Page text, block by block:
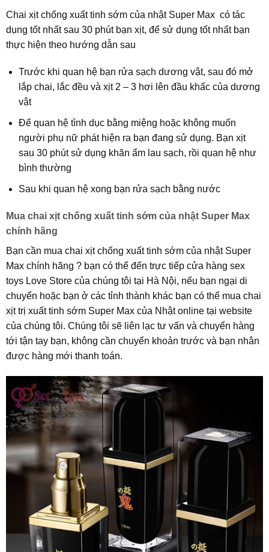
Chai xịt chống xuất tinh sớm của nhật Super Max có tác
dụng tốt nhất sau 30 phút bạn xịt, để sử dụng tốt nhất bạn
thực hiện theo hướng dẫn sau
Trước khi quan hệ bạn rửa sạch dương vật, sau đó mở
lắp chai, lắc đều và xịt 2 – 3 hơi lên đầu khấc của dương
vật
Để quan hệ tình dục bằng miệng hoặc không muốn
người phụ nữ phát hiện ra bạn đang sử dụng. Bạn xịt
sau 30 phút sử dụng khăn ẩm lau sạch, rồi quan hệ như
bình thường
Sau khi quan hệ xong bạn rửa sạch bằng nước
Mua chai xịt chống xuất tinh sớm của nhật Super Max
chính hãng
Bạn cần mua chai xịt chống xuất tinh sớm của nhật Super
Max chính hãng ? bạn có thể đến trực tiếp cửa hàng sex
toys Love Store của chúng tôi tại Hà Nội, nếu bạn ngại di
chuyển hoặc bạn ở các tỉnh thành khác bạn có thể mua chai
xịt trị xuất tinh sớm Super Max của Nhật online tại website
của chúng tôi. Chúng tôi sẽ liên lạc tư vấn và chuyển hàng
tới tận tay bạn, không cần chuyển khoản trước và bạn nhân
được hàng mới thanh toán.